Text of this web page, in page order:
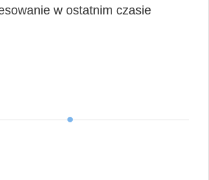
w ostatnim czasie